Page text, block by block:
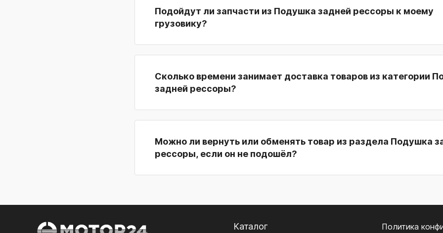
Подойдут ли запчасти из Подушка задней рессоры к моему
грузовику?
Сколько времени занимает доставка товаров из категории
задней рессоры?
Можно ли вернуть или обменять товар из раздела Подушка
рессоры, если он не подошёл?
Каталог Политика